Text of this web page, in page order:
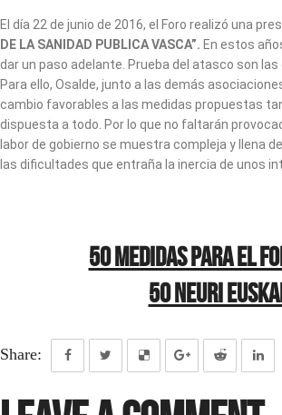
El día 22 de junio de 2016, el Foro realizó una
DE LA SANIDAD PUBLICA VASCA”. En estos
dar un paso adelante. Prueba del atasco son
Para ello, Osalde, junto a las demás
cambio favorables a las medidas propuestas
dispuesta a todo. Por lo que no faltarán
labor de gobierno se muestra compleja y llena
las dificultades que entraña la inercia de unos
50 medidas para el
50 Neuri
Share: